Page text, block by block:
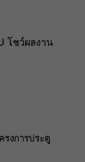
โชว์ผลงาน
งการประตู